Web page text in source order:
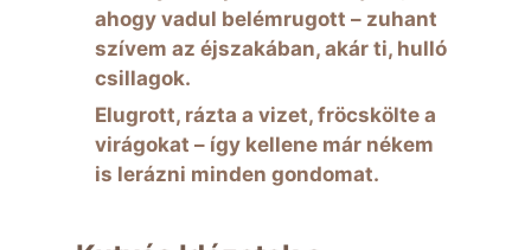
ahogy vadul belémrugott – zuhant
szívem az éjszakában, akár ti, hulló
csillagok.
Elugrott, rázta a vizet, fröcskölte a
virágokat – így kellene már nékem
is lerázni minden gondomat.